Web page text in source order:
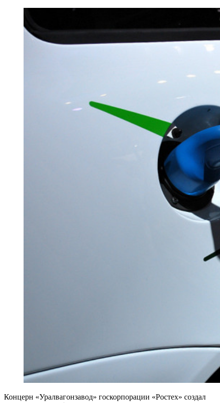
Концерн «Уралвагонзавод» госкорпорации «Ростех» создал